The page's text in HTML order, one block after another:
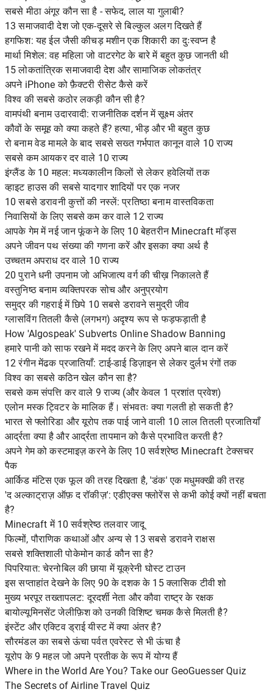
सबसे मीठा अंगूर कौन सा है - सफेद, लाल या गुलाबी?
13 समाजवादी देश जो एक-दूसरे से बिल्कुल अलग दिखते हैं
हगफिश: यह ईल जैसी कीचड़ मशीन एक शिकारी का दुःस्वप्न है
मार्था मिशेल: वह महिला जो वाटरगेट के बारे में बहुत कुछ जानती थी
15 लोकतांत्रिक समाजवादी देश और सामाजिक लोकतंत्र
अपने iPhone को फ़ैक्टरी रीसेट कैसे करें
विश्व की सबसे कठोर लकड़ी कौन सी है?
वामपंथी बनाम उदारवादी: राजनीतिक दर्शन में सूक्ष्म अंतर
कौवों के समूह को क्या कहते हैं? हत्या, भीड़ और भी बहुत कुछ
रो बनाम वेड मामले के बाद सबसे सख्त गर्भपात कानून वाले 10 राज्य
सबसे कम आयकर दर वाले 10 राज्य
इंग्लैंड के 10 महल: मध्यकालीन किलों से लेकर हवेलियों तक
व्हाइट हाउस की सबसे यादगार शादियों पर एक नजर
10 सबसे डरावनी कुत्तों की नस्लें: प्रतिष्ठा बनाम वास्तविकता
निवासियों के लिए सबसे कम कर वाले 12 राज्य
आपके गेम में नई जान फूंकने के लिए 10 बेहतरीन Minecraft मॉड्स
अपने जीवन पथ संख्या की गणना करें और इसका क्या अर्थ है
उच्चतम अपराध दर वाले 10 राज्य
20 पुराने धनी उपनाम जो अभिजात्य वर्ग की चीख़ निकालते हैं
वस्तुनिष्ठ बनाम व्यक्तिपरक सोच और अनुप्रयोग
समुद्र की गहराई में छिपे 10 सबसे डरावने समुद्री जीव
ग्लासविंग तितली कैसे (लगभग) अदृश्य रूप से फड़फड़ाती है
How 'Algospeak' Subverts Online Shadow Banning
हमारे पानी को साफ रखने में मदद करने के लिए अपने बाल दान करें
12 रंगीन मेंढक प्रजातियाँ: टाई-डाई डिज़ाइन से लेकर दुर्लभ रंगों तक
विश्व का सबसे कठिन खेल कौन सा है?
सबसे कम संपत्ति कर वाले 9 राज्य (और केवल 1 प्रशांत प्रवेश)
एलोन मस्क ट्विटर के मालिक हैं। संभवतः क्या गलती हो सकती है?
भारत से फ्लोरिडा और यूरोप तक पाई जाने वाली 10 लाल तितली प्रजातियाँ
आर्द्रता क्या है और आर्द्रता तापमान को कैसे प्रभावित करती है?
अपने गेम को कस्टमाइज़ करने के लिए 10 सर्वश्रेष्ठ Minecraft टेक्सचर
पैक
आर्किड मंटिस एक फूल की तरह दिखता है, 'डंक' एक मधुमक्खी की तरह
'द अल्काट्राज़ ऑफ़ द रॉकीज़': एडीएक्स फ्लोरेंस से कभी कोई क्यों नहीं बचता
है?
Minecraft में 10 सर्वश्रेष्ठ तलवार जादू
फिल्मों, पौराणिक कथाओं और अन्य से 13 सबसे डरावने राक्षस
सबसे शक्तिशाली पोकेमोन कार्ड कौन सा है?
पिपरियात: चेरनोबिल की छाया में यूक्रेनी घोस्ट टाउन
इस सप्ताहांत देखने के लिए 90 के दशक के 15 क्लासिक टीवी शो
मुख्य भरपूर तख्तापलट: दूरदर्शी नेता और कौवा राष्ट्र के रक्षक
बायोल्यूमिनसेंट जेलीफ़िश को उनकी विशिष्ट चमक कैसे मिलती है?
इंस्टेंट और एक्टिव ड्राई यीस्ट में क्या अंतर है?
सौरमंडल का सबसे ऊंचा पर्वत एवरेस्ट से भी ऊंचा है
यूरोप के 9 महल जो अपने प्रतीक के रूप में योग्य हैं
Where in the World Are You? Take our GeoGuesser Quiz
The Secrets of Airline Travel Quiz